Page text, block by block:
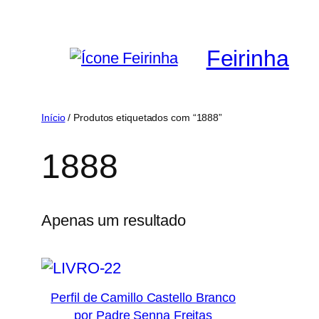
Feirinha
Início/ Produtos etiquetados com “1888”
1888
Apenas um resultado
Perfil de Camillo Castello Branco
por Padre Senna Freitas